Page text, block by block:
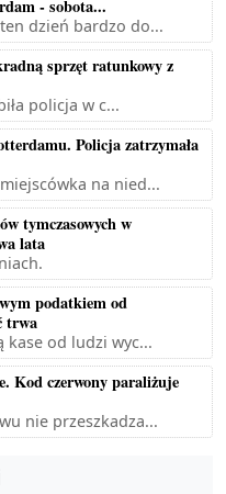
- sobota...
dzień bardzo do...
sprzęt ratunkowy z
policja w c...
Policja zatrzymała
na nied...
tymczasowych w
lata
podatkiem od
trwa
kase od ludzi wyc...
Kod czerwony paraliżuje
nie przeszkadza...